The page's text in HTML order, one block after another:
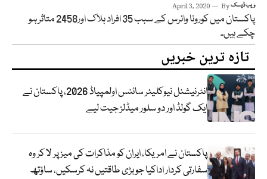
April 3, 2020 Byویب ڈیسک
پاکستان میں کورونا وائرس کے سبب 35 افراد ہلاک اور2458 متاثر ہو
چکے ہیں۔
تازہ ترین خبریں
انٹرنیشنل نیوکلیئر سائنس اولمپیاڈ 2026، پاکستان نے
ایک گولڈ اور دو سلور میڈلز جیت لیے
پاکستان نے امریکا، ایران کو مذاکرات کی میز پر لا کر وہ
سفارتی کردار اداکیا جو بڑی طاقتیں نہ کرسکیں، ساؤتھ